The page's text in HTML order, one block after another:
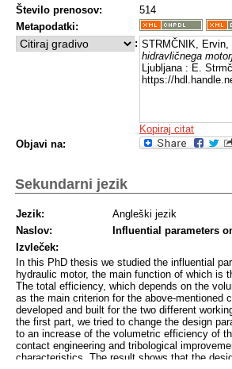
Število prenosov:
514
Metapodatki:
: STRMČNIK, Ervin,
hidravličnega
Ljubljana : E.
https://
Kopiraj citat
Objavi na:
Sekundarni jezik
Jezik:
Angleški jezik
Naslov:
Influential parameters
Izvleček:
In this PhD thesis we studied the influential
hydraulic motor, the main function of which is
The total efficiency, which depends on the
as the main criterion for the above-mentioned
developed and built for the two different
the first part, we tried to change the design
to an increase of the volumetric efficiency of
contact engineering and tribological
characteristics. The result shows that the